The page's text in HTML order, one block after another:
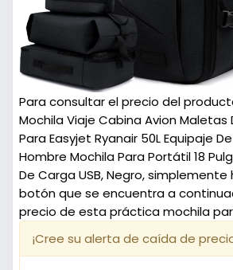
Para consultar el precio del
Mochila Viaje Cabina Avion Maletas
Para Easyjet Ryanair 50L Equipaje
Hombre Mochila Para Portátil 18
De Carga USB, Negro, simplemente
botón que se encuentra a
precio de esta práctica mochila
¡Cree su alerta de caída de